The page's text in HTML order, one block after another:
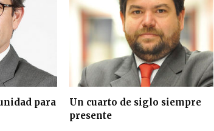
para
Un cuarto de siglo siempre
presente